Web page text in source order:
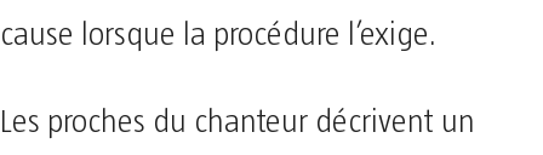
cause lorsque la procédure l’exige.
Les proches du chanteur décrivent un